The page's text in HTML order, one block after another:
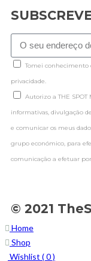
Tomei conhecimento
privacidade.
Autorizo a THE
informativas, divulgação
e comunicar os meus
grupo económico, para
comunicação a efetuar
© 2021
Home
Shop
Wishlist (0)